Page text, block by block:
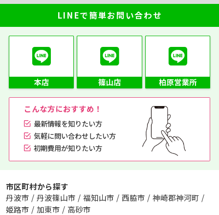
LINEで簡単お問い合わせ
こんな方におすすめ！
最新情報を知りたい方
気軽に問い合わせしたい方
初期費用が知りたい方
市区町村から探す
丹波市 / 丹波篠山市 / 福知山市 / 西脇市 / 神崎郡神河町 /
姫路市 / 加東市 / 高砂市